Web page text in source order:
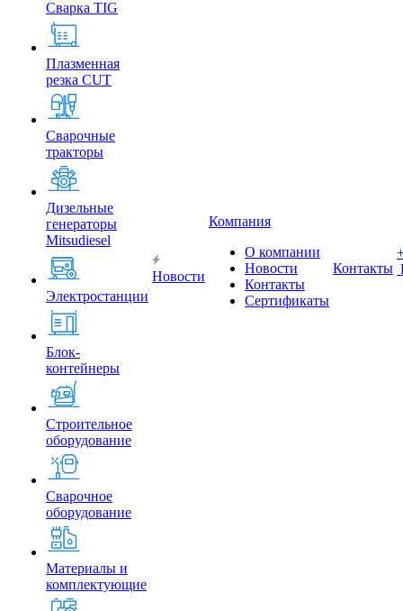
Сварка TIG
Плазменная
резка CUT
Сварочные
тракторы
Дизельные
генераторы
Mitsudiesel
Электростанции
Блок-
контейнеры
Строительное
оборудование
Сварочное
оборудование
Материалы и
комплектующие
Новости
Компания
О компании
Новости
Контакты
Сертификаты
Контакты